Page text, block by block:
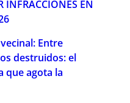
INFRACCIONES EN
Entre
destruidos: el
que agota la